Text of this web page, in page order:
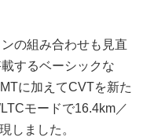
の組み合わせも見直
するベーシックな
に加えてCVTを新た
モードで16.4km／
しました。